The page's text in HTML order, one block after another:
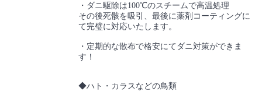
・ダニ駆除は100℃のスチームで高温処理
その後死骸を吸引、最後に薬剤コーティングに
て完璧に対応いたします。
・定期的な散布で格安にてダニ対策ができま
す！
◆ハト・カラスなどの鳥類